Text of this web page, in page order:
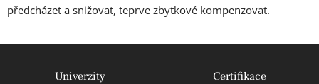
předcházet a snižovat, teprve zbytkové kompenzovat.
Univerzity Certifikace